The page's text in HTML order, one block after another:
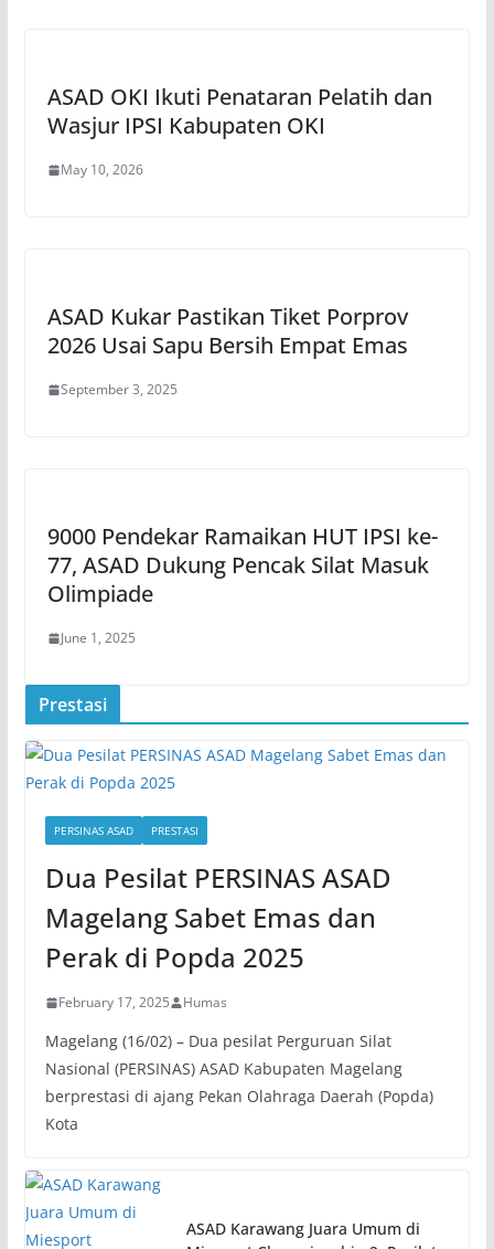
ASAD OKI Ikuti Penataran Pelatih dan
Wasjur IPSI Kabupaten OKI
May 10, 2026
ASAD Kukar Pastikan Tiket Porprov
2026 Usai Sapu Bersih Empat Emas
September 3, 2025
9000 Pendekar Ramaikan HUT IPSI ke-
77, ASAD Dukung Pencak Silat Masuk
Olimpiade
June 1, 2025
Prestasi
PERSINAS ASAD PRESTASI
Dua Pesilat PERSINAS ASAD
Magelang Sabet Emas dan
Perak di Popda 2025
February 17, 2025 Humas
Magelang (16/02) – Dua pesilat Perguruan Silat
Nasional (PERSINAS) ASAD Kabupaten Magelang
berprestasi di ajang Pekan Olahraga Daerah (Popda)
Kota
ASAD Karawang Juara Umum di